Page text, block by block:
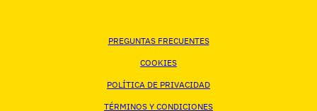
PREGUNTAS FRECUENTES
COOKIES
POLÍTICA DE PRIVACIDAD
TÉRMINOS Y CONDICIONES